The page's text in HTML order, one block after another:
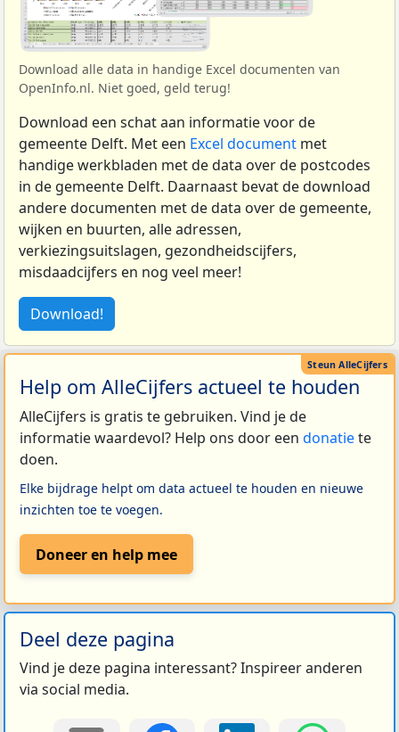
Download alle data in handige Excel documenten van
OpenInfo.nl. Niet goed, geld terug!
Download een schat aan informatie voor de
gemeente Delft. Met een Excel document met
handige werkbladen met de data over de postcodes
in de gemeente Delft. Daarnaast bevat de download
andere documenten met de data over de gemeente,
wijken en buurten, alle adressen,
verkiezingsuitslagen, gezondheidscijfers,
misdaadcijfers en nog veel meer!
Download!
Help om AlleCijfers actueel te houden
AlleCijfers is gratis te gebruiken. Vind je de
informatie waardevol? Help ons door een donatiete
doen.
Elke bijdrage helpt om data actueel te houden en nieuwe
inzichten toe te voegen.
Doneer en help mee
Deel deze pagina
Vind je deze pagina interessant? Inspireer anderen
via social media.